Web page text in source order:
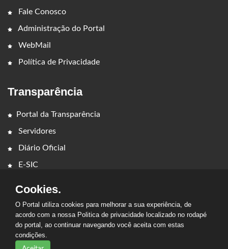
Fale Conosco
Administração do Portal
WebMail
Política de Privacidade
Transparência
Portal da Transparência
Servidores
Diário Oficial
E-SIC
Cookies.
O Portal utiliza cookies para melhorar a sua experiência, de
acordo com a nossa Politica de privacidade localizado no rodapé
do portal, ao continuar navegando você aceita com estas
condições.
2026 - PREFEITURA MUNICIPAL DE LAJEADO NOVO. Todos os
direitos reservados.